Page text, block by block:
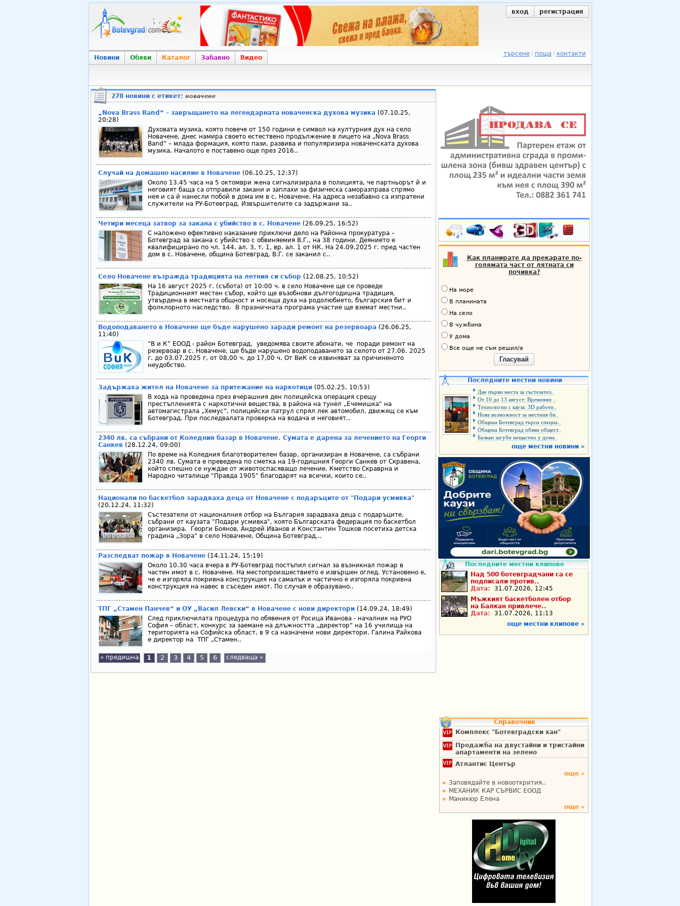
вход регистрация
Новини Обяви Каталог Забавно Видео
търсене поща контакти
278 новини с етикет: новачене
„Nova Brass Band“ – завръщането на легендарната новаченска духова музика (07.10.25,
20:28)
Духовата музика, която повече от 150 години е символ на културния дух на село
Новачене, днес намира своето естествено продължение в лицето на „Nova Brass
Band“ – млада формация, която пази, развива и популяризира новаченската духова
музика. Началото е поставено още през 2016..
Случай на домашно насилие в Новачене(06.10.25, 12:37)
Около 13.45 часа на 5 октомври жена сигнализирала в полицията, че партньорът й и
неговият баща са отправили закани и заплахи за физическа саморазправа спрямо
нея и са й нанесли побой в дома им в с. Новачене. На адреса незабавно са изпратени
служители на РУ-Ботевград. Извършителите са задържани за..
Четири месеца затвор за закана с убийство в с. Новачене(26.09.25, 16:52)
С наложено ефективно наказание приключи дело на Районна прокуратура –
Ботевград за закана с убийство с обвиняемия В.Г., на 38 години. Деянието е
квалифицирано по чл. 144, ал. 3, т. 1, вр. ал. 1 от НК. На 24.09.2025 г. пред частен
дом в с. Новачене, община Ботевград, В.Г. се заканил с..
Село Новачене възражда традицията на летния си събор (12.08.25, 10:52)
На 16 август 2025 г. (събота) от 10:00 ч. в село Новачене ще се проведе
Традиционният местен събор, който ще възобнови дългогодишна традиция,
утвърдена в местната общност и носеща духа на родолюбието, българския бит и
фолклорното наследство. В празничната програма участие ще вземат местни..
Водоподаването в Новачене ще бъде нарушено заради ремонт на резервоара(26.06.25,
11:40)
“В и К” ЕООД - район Ботевград, уведомява своите абонати, че поради ремонт на
резервоар в с. Новачене, ще бъде нарушено водоподаването за селото от 27.06. 2025
г. до 03.07.2025 г, от 08,00 ч. до 17,00 ч. От ВиК се извиняват за причиненото
неудобство.
Задържаха жител на Новачене за притежание на наркотици(05.02.25, 10:53)
В хода на проведена през вчерашния ден полицейска операция срещу
престъпленията с наркотични вещества, в района на тунел „Ечемишка“ на
автомагистрала „Хемус“, полицейски патрул спрял лек автомобил, движещ се към
Ботевград. При последвалата проверка на водача и неговият..
2340 лв. са събрани от Коледния базар в Новачене. Сумата е дарена за лечението на Георги
Санкев (28.12.24, 09:00)
По време на Коледния благотворителен базар, организиран в Новачене, са събрани
2340 лв. Сумата е преведена по сметка на 19-годишния Георги Санкев от Скравена,
който спешно се нуждае от животоспасяващо лeчение. Кметство Скраврна и
Народно читалище "Правда 1905" благодарят на всички, които се..
Национали по баскетбол зарадваха деца от Новачене с подаръците от "Подари усмивка"
(20.12.24, 11:32)
Състезатели от националния отбор на България зарадваха деца с подаръците,
събрани от каузата "Подари усмивка", която Българската федерация по баскетбол
организира. Георги Боянов, Андрей Иванов и Константин Тошков посетиха детска
градина „Зора“ в село Новачене, Община Ботевград,..
Разследват пожар в Новачене(14.11.24, 15:19)
Около 10.30 часа вчера в РУ-Ботевград постъпил сигнал за възникнал пожар в
частен имот в с. Новачене. На местопроизшествието е извършен оглед. Установено е,
че е изгоряла покривна конструкция на самалък и частично е изгоряла покривна
конструкция на навес в съседен имот. По случая е образувано..
ТПГ „Стамен Панчев“ и ОУ „Васил Левски“ в Новачене с нови директори(14.09.24, 18:49)
След приключилата процедура по обявения от Росица Иванова - началник на РУО
София – област, конкурс за заемане на длъжността „директор“ на 16 училища на
територията на Софийска област, в 9 са назначени нови директори. Галина Райкова
е директор на ТПГ „Стамен..
« предишна 1 2 3 4 5 6 следваща »
Как планирате да прекарате по-
голямата част от лятната си
почивка?
На море
В планината
На село
В чужбина
У дома
Все още не съм решил/а
Гласувай
Последните местни новини
Две първи места за състезател..
От 10 до 13 август: Временни ..
Технологии с кауза: 3D работи..
Нова възможност за местния би..
Община Ботевград търси специа..
Община Ботевград обяви общест..
Балкан загуби нещастно у дома..
още местни новини »
Последните местни клипове
Над 500 ботевградчани са се
подписали против..
Дата:
31.07.2026, 12:45
Мъжкият баскетболен отбор
на Балкан привлече..
Дата:
31.07.2026, 11:13
още местни клипове »
Справочник
Комплекс "Ботевградски хан"
Продажба на двустайни и тристайни
апартаменти на зелено
Атлантис Център
още »
Заповядайте в новооткрития..
МЕХАНИК КАР СЪРВИС ЕООД
Маникюр Елена
още »